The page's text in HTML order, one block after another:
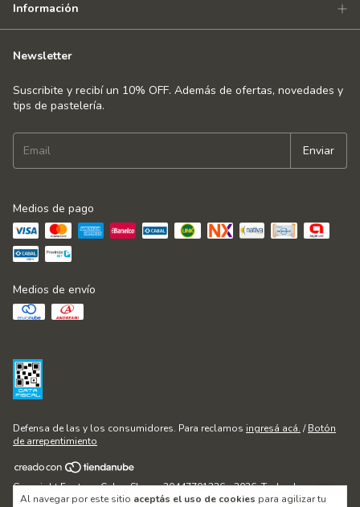
Al navegar por este sitio aceptás el uso de cookies para agilizar tu
Información
Newsletter
Suscribite y recibí un 10% OFF. Además de ofertas, novedades y
tips de pastelería.
Medios de pago
Medios de envío
Defensa de las y los consumidores. Para reclamos ingresá acá. / Botón
de arrepentimiento
Copyright Fontana Cakes Shop - 20447701236 - 2026. Todos los
derechos reservados.